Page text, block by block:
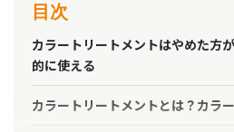
目次
カラートリートメントはやめた方
的に使える
カラートリートメントとは？カラ